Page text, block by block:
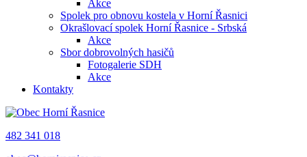
Akce
Spolek pro obnovu kostela v Horní Řasnici
Okrašlovací spolek Horní Řasnice - Srbská
Akce
Sbor dobrovolných hasičů
Fotogalerie SDH
Akce
Kontakty
482 341 018